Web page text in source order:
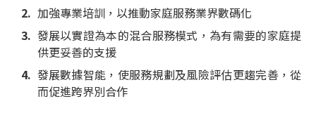
加強專業培訓，以推動家庭服務業界數碼化
發展以實證為本的混合服務模式，為有需要的家庭提
供更妥善的支援
發展數據智能，使服務規劃及風險評估更趨完善，從
而促進跨界別合作